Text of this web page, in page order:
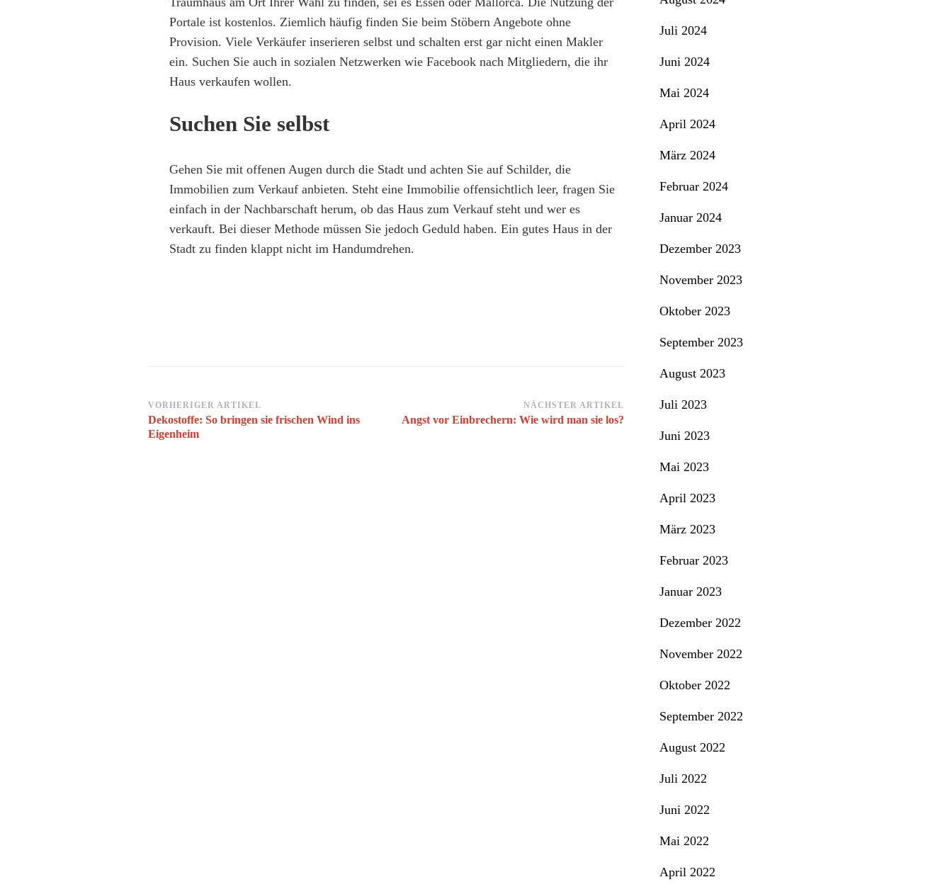
Portale ist kostenlos. Ziemlich häufig finden Sie beim Stöbern Angebote ohne
Provision. Viele Verkäufer inserieren selbst und schalten erst gar nicht einen Makler
ein. Suchen Sie auch in sozialen Netzwerken wie Facebook nach Mitgliedern, die ihr
Haus verkaufen wollen.
Suchen Sie selbst
Gehen Sie mit offenen Augen durch die Stadt und achten Sie auf Schilder, die
Immobilien zum Verkauf anbieten. Steht eine Immobilie offensichtlich leer, fragen Sie
einfach in der Nachbarschaft herum, ob das Haus zum Verkauf steht und wer es
verkauft. Bei dieser Methode müssen Sie jedoch Geduld haben. Ein gutes Haus in der
Stadt zu finden klappt nicht im Handumdrehen.
Beitragsnavigation
VORHERIGER ARTIKEL
Dekostoffe: So bringen sie frischen Wind ins
Eigenheim
NÄCHSTER ARTIKEL
Angst vor Einbrechern: Wie wird man sie los?
Juli 2024
Juni 2024
Mai 2024
April 2024
März 2024
Februar 2024
Januar 2024
Dezember 2023
November 2023
Oktober 2023
September 2023
August 2023
Juli 2023
Juni 2023
Mai 2023
April 2023
März 2023
Februar 2023
Januar 2023
Dezember 2022
November 2022
Oktober 2022
September 2022
August 2022
Juli 2022
Juni 2022
Mai 2022
April 2022